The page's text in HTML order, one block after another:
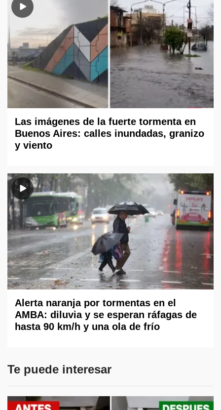
Las imágenes de la fuerte tormenta en
Buenos Aires: calles inundadas, granizo
y viento
Alerta naranja por tormentas en el
AMBA: diluvia y se esperan ráfagas de
hasta 90 km/h y una ola de frío
Te puede interesar